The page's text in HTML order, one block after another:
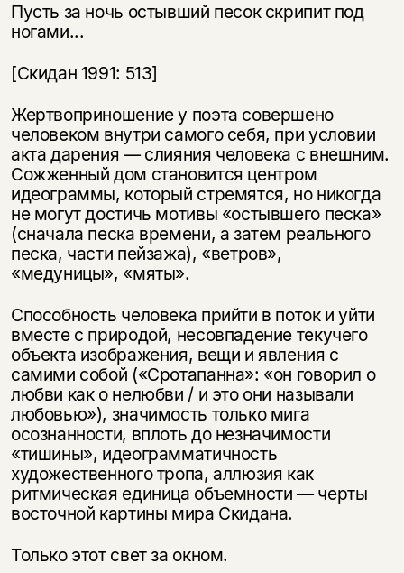
Пусть за ночь остывший песок скрипит под
ногами...
[Скидан 1991: 513]
Жертвоприношение у поэта совершено
человеком внутри самого себя, при условии
акта дарения — слияния человека с внешним.
Сожженный дом становится центром
идеограммы, который стремятся, но никогда
не могут достичь мотивы «остывшего песка»
(сначала песка времени, а затем реального
песка, части пейзажа), «ветров»,
«медуницы», «мяты».
Способность человека прийти в поток и уйти
вместе с природой, несовпадение текучего
объекта изображения, вещи и явления с
самими собой («Сротапанна»: «он говорил о
любви как о нелюбви / и это они называли
любовью»), значимость только мига
осознанности, вплоть до незначимости
«тишины», идеограмматичность
художественного тропа, аллюзия как
ритмическая единица объемности — черты
восточной картины мира Скидана.
Только этот свет за окном.